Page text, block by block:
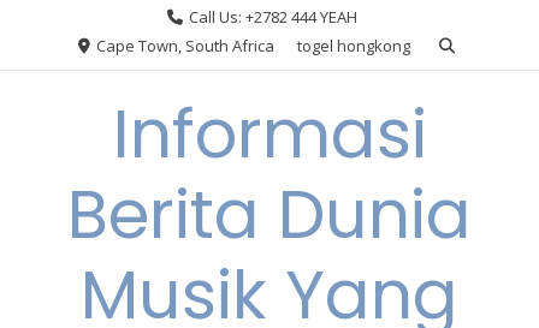
Call Us: +2782 444 YEAH
Cape Town, South Africa
togel hongkong
Informasi
Berita Dunia
Musik Yang